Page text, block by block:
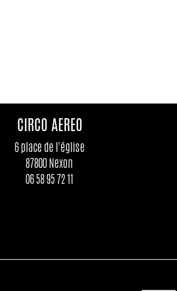
CIRCO AEREO
6 place de l'église
87800 Nexon
06 58 95 72 11